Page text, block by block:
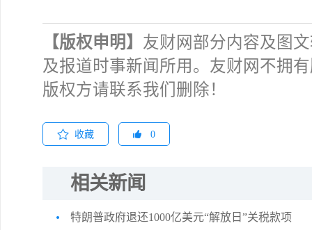
【版权申明】 友财网部分内容及图
及报道时事新闻所用。友财网不拥
版权方请联系我们删除！
收藏 0
相关新闻
特朗普政府退还1000亿美元“解放日”关税款项